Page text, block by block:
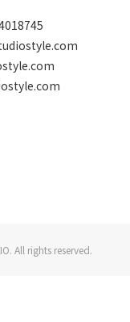
All rights reserved.